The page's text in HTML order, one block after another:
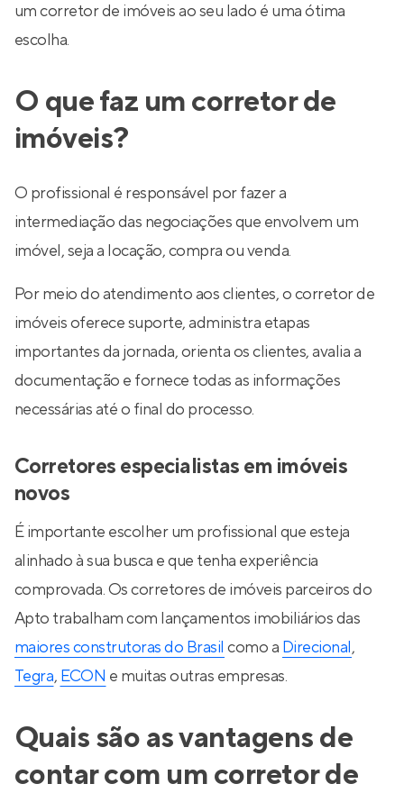
um corretor de imóveis ao seu lado é uma ótima
escolha.
O que faz um corretor de
imóveis?
O profissional é responsável por fazer a
intermediação das negociações que envolvem um
imóvel, seja a locação, compra ou venda.
Por meio do atendimento aos clientes, o corretor de
imóveis oferece suporte, administra etapas
importantes da jornada, orienta os clientes, avalia a
documentação e fornece todas as informações
necessárias até o final do processo.
Corretores especialistas em imóveis
novos
É importante escolher um profissional que esteja
alinhado à sua busca e que tenha experiência
comprovada. Os corretores de imóveis parceiros do
Apto trabalham com lançamentos imobiliários das
maiores construtoras do Brasil como a Direcional,
Tegra, ECON e muitas outras empresas.
Quais são as vantagens de
contar com um corretor de